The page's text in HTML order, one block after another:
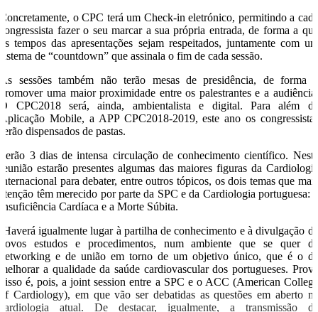
Concretamente, o CPC terá um Check-in eletrónico, permitindo a cada
congressista fazer o seu marcar a sua própria entrada, de forma a que
os tempos das apresentações sejam respeitados, juntamente com um
sistema de “countdown” que assinala o fim de cada sessão.
As sessões também não terão mesas de presidência, de forma a
promover uma maior proximidade entre os palestrantes e a audiência.
O CPC2018 será, ainda, ambientalista e digital. Para além da
Aplicação Mobile, a APP CPC2018-2019, este ano os congressistas
serão dispensados de pastas.
Serão 3 dias de intensa circulação de conhecimento científico. Nesta
reunião estarão presentes algumas das maiores figuras da Cardiologia
internacional para debater, entre outros tópicos, os dois temas que mais
atenção têm merecido por parte da SPC e da Cardiologia portuguesa: a
Insuficiência Cardíaca e a Morte Súbita.
Haverá igualmente lugar à partilha de conhecimento e à divulgação de
novos estudos e procedimentos, num ambiente que se quer de
networking e de união em torno de um objetivo único, que é o de
melhorar a qualidade da saúde cardiovascular dos portugueses. Prova
disso é, pois, a joint session entre a SPC e o ACC (American College
of Cardiology), em que vão ser debatidas as questões em aberto na
cardiologia atual. De destacar, igualmente, a transmissão de